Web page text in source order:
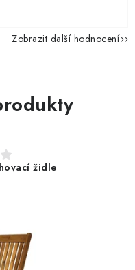
Zobrazit další hodnocení
židle